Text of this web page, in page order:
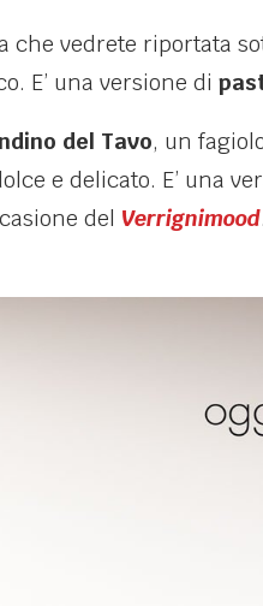
che vedrete riportata
E’ una versione di
del Tavo, un
e delicato. E’ una
del Verrignimood